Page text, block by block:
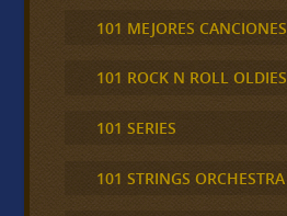
101 MEJORES
101 ROCK N ROLL
101 SERIES
101 STRINGS ORCHESTRA